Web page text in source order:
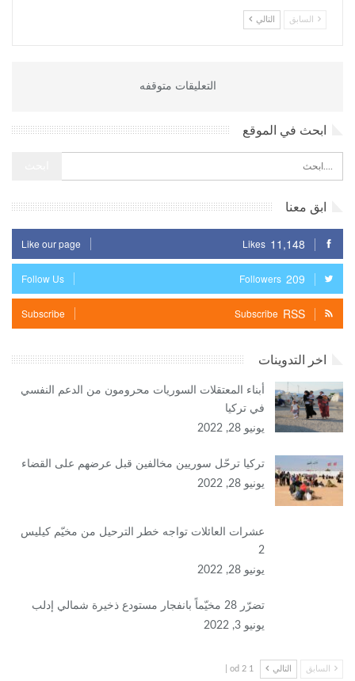
السابق التالي
التعليقات متوقفه
ابحث في الموقع
ابق معنا
11,148
Likes
Like our page
209
Followers
Follow Us
RSS
Subscribe
Subscribe
اخر التدوينات
أبناء المعتقلات السوريات محرومون من الدعم النفسي
في تركيا
يونيو 28, 2022
تركيا ترحّل سوريين مخالفين قبل عرضهم على القضاء
يونيو 28, 2022
عشرات العائلات تواجه خطر الترحيل من مخيّم كيليس
2
يونيو 28, 2022
تضرّر 28 مخيّماً بانفجار مستودع ذخيرة شمالي إدلب
يونيو 3, 2022
السابق التالي 1 od 2 |